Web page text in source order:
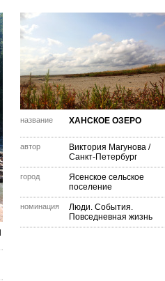
название ХАНСКОЕ ОЗЕРО
автор Виктория Магунова /
Санкт-Петербург
город
Ясенское сельское
поселение
номинация
Люди. События.
Повседневная жизнь